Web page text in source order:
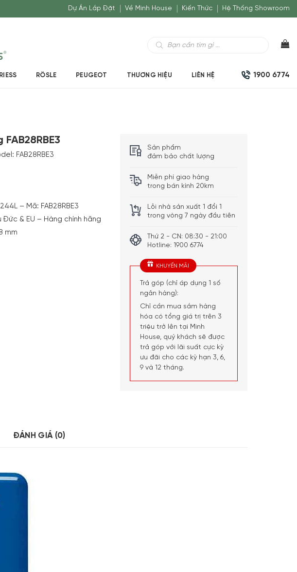
Dự Án Lắp Đặt Về Minh House Kiến Thức Hệ Thống Showroom
kiếm
RIESS RÖSLE PEUGEOT THƯƠNG HIỆU LIÊN HỆ 1900 6774
FAB28RBE3
244L – Mã: FAB28RBE3
Đức & EU – Hàng chính hãng
mm
Sản phẩm
đảm bảo chất lượng
Miễn phí giao hàng
trong bán kính 20km
Lỗi nhà sản xuất 1 đổi 1
trong vòng 7 ngày đầu tiên
Thứ 2 - CN: 08:30 - 21:00
Hotline: 1900 6774
KHUYẾN MÃI
Trả góp (chỉ áp dụng 1 số
ngân hàng):
Chỉ cần mua sắm hàng
hóa có tổng giá trị trên 3
triệu trở lên tại Minh
House, quý khách sẽ được
trả góp với lãi suất cực kỳ
ưu đãi cho các kỳ hạn 3, 6,
9 và 12 tháng.
ĐÁNH GIÁ (0)